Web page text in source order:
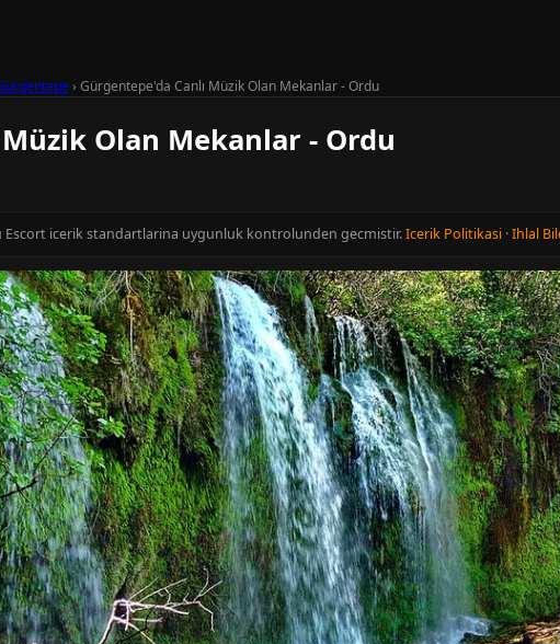
› Gürgentepe'da Canlı Müzik Olan Mekanlar - Ordu
Olan Mekanlar - Ordu
Escort icerik standartlarina uygunluk kontrolunden gecmistir.Icerik Politikasi ·Ihlal